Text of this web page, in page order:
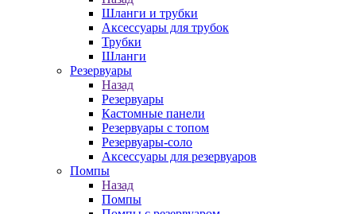
Шланги и трубки
Аксессуары для трубок
Трубки
Шланги
Резервуары
Назад
Резервуары
Кастомные панели
Резервуары с топом
Резервуары-соло
Аксессуары для резервуаров
Помпы
Назад
Помпы